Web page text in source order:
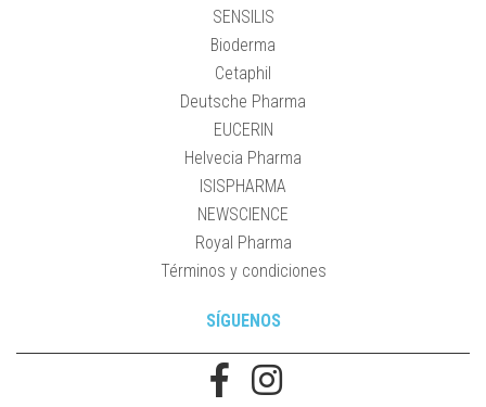
SENSILIS
Bioderma
Cetaphil
Deutsche Pharma
EUCERIN
Helvecia Pharma
ISISPHARMA
NEWSCIENCE
Royal Pharma
Términos y condiciones
SÍGUENOS